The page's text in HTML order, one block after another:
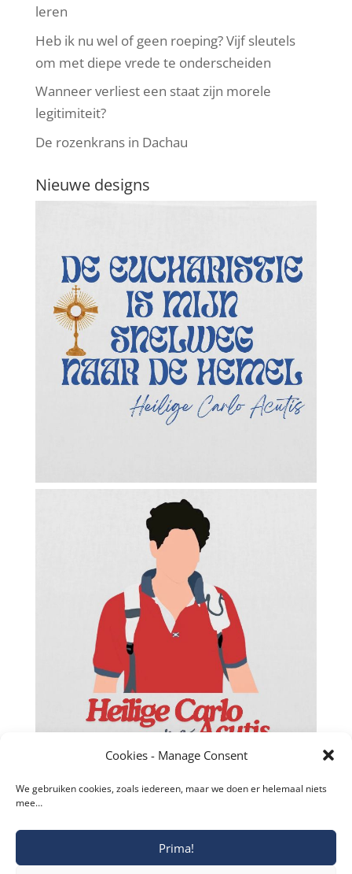
Cookies - Manage Consent
We gebruiken cookies, zoals iedereen, maar we doen er helemaal niets
mee…
Prima!
leren
Heb ik nu wel of geen roeping? Vijf sleutels
om met diepe vrede te onderscheiden
Wanneer verliest een staat zijn morele
legitimiteit?
De rozenkrans in Dachau
Nieuwe designs
Facebook
Twitter